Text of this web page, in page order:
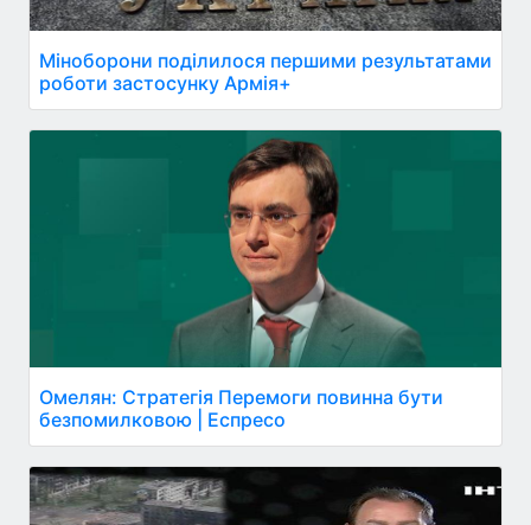
Міноборони поділилося першими результатами
роботи застосунку Армія+
Омелян: Стратегія Перемоги повинна бути
безпомилковою | Еспресо